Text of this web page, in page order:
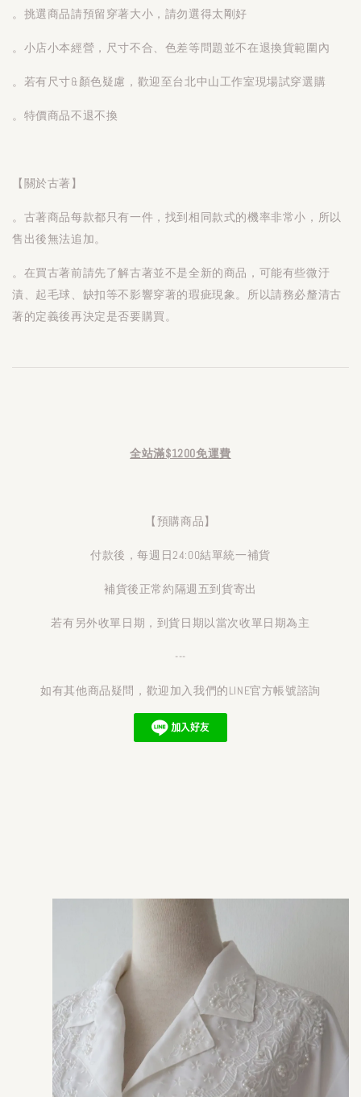
。挑選商品請預留穿著大小，請勿選得太剛好
。小店小本經營，尺寸不合、色差等問題並不在退換貨範圍內
。若有尺寸&顏色疑慮，歡迎至台北中山工作室現場試穿選購
。特價商品不退不換
【關於古著】
。古著商品每款都只有一件，找到相同款式的機率非常小，所以
售出後無法追加。
。在買古著前請先了解古著並不是全新的商品，可能有些微汙
漬、起毛球、缺扣等不影響穿著的瑕疵現象。所以請務必釐清古
著的定義後再決定是否要購買。
全站滿$1200免運費
【預購商品】
付款後，每週日24:00結單統一補貨
補貨後正常約隔週五到貨寄出
若有另外收單日期，到貨日期以當次收單日期為主
---
如有其他商品疑問，歡迎加入我們的LINE官方帳號諮詢